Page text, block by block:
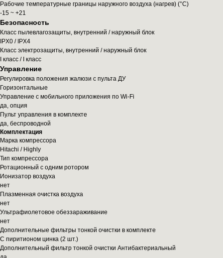
Рабочие температурные границы наружного воздуха (нагрев) (°C)
-15 ~ +21
Безопасность
Класс пылевлагозащиты, внутренний / наружный блок
IPX0 / IPX4
Класс электрозащиты, внутренний / наружный блок
I класс / I класс
Управление
Регулировка положения жалюзи с пульта ДУ
Горизонтальные
Управление c мобильного приложения по Wi-Fi
да, опция
Пульт управления в комплекте
да, беспроводной
Комплектация
Марка компрессора
Hitachi / Highly
Тип компрессора
Ротационный с одним ротором
Ионизатор воздуха
нет
Плазменная очистка воздуха
нет
Ультрафиолетовое обеззараживание
нет
Дополнительные фильтры тонкой очистки в комплекте
С пиритионом цинка (2 шт.)
Дополнительный фильтр тонкой очистки Антибактериальный